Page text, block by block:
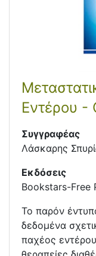
Εντέρου -
Συγγραφέας
Λάσκαρης
Εκδόσεις
Bookstars-Free
Το παρόν
δεδομένα
παχέος εντέρου